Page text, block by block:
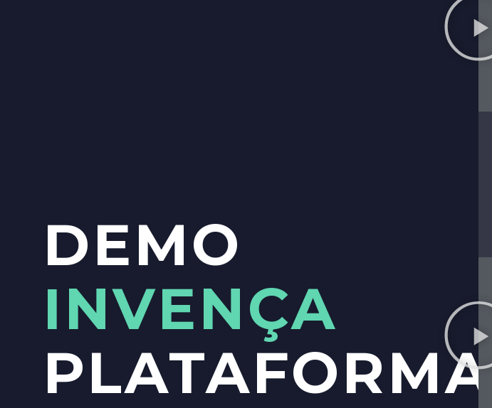
DEMO
INVENÇA
PLATAFORMA